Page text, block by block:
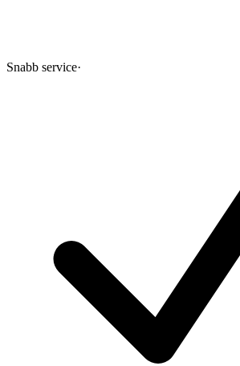
Snabb service·